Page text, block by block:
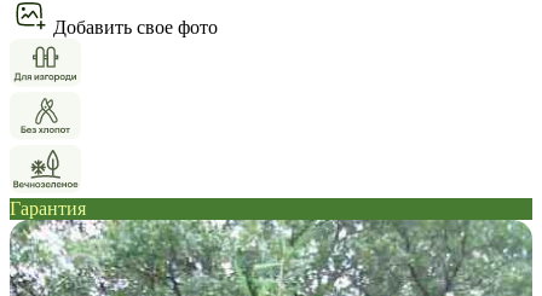
Добавить свое фото
Гарантия